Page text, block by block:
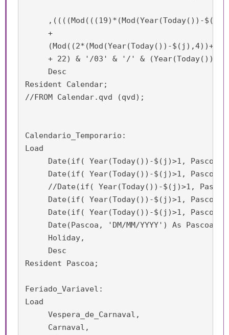
,((((Mod(((19)*(Mod(Year(Today())-
+
(Mod((2*(Mod(Year(Today())-
+ 22) & '/03' & '/' & (Year(Today())-
Desc
Resident Calendar;
//FROM Calendar.qvd (qvd);
Calendario_Temporario:
Load
Date(if( Year(Today())-$(j)>1, Pascoa -
Date(if( Year(Today())-$(j)>1, Pascoa -
//Date(if( Year(Today())-$(j)>1, Pascoa
Date(if( Year(Today())-$(j)>1, Pascoa -
Date(if( Year(Today())-$(j)>1, Pascoa +
Date(Pascoa, 'DM/MM/YYYY') As Pascoa,
Holiday,
Desc
Resident Pascoa;
Feriado_Variavel:
Load
Vespera_de_Carnaval,
Carnaval,